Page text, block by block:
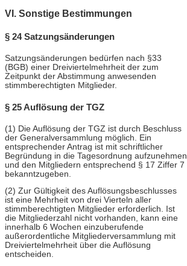
VI. Sonstige Bestimmungen
§ 24 Satzungsänderungen
Satzungsänderungen bedürfen nach §33
(BGB) einer Dreiviertelmehrheit der zum
Zeitpunkt der Abstimmung anwesenden
stimmberechtigten Mitglieder.
§ 25 Auflösung der TGZ
(1) Die Auflösung der TGZ ist durch Beschluss
der Generalversammlung möglich. Ein
entsprechender Antrag ist mit schriftlicher
Begründung in die Tagesordnung aufzunehmen
und den Mitgliedern entsprechend § 17 Ziffer 7
bekanntzugeben.
(2) Zur Gültigkeit des Auflösungsbeschlusses
ist eine Mehrheit von drei Vierteln aller
stimmberechtigten Mitglieder erforderlich. Ist
die Mitgliederzahl nicht vorhanden, kann eine
innerhalb 6 Wochen einzuberufende
außerordentliche Mitgliederversammlung mit
Dreiviertelmehrheit über die Auflösung
entscheiden.